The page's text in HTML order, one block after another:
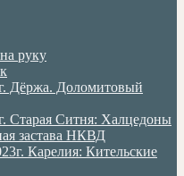
руку
Дёржа. Доломитовый
Старая Ситня: Халцедоны
застава НКВД
Карелия: Кительские